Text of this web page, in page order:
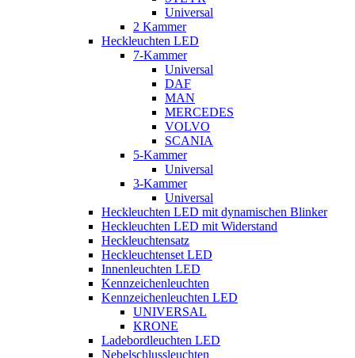
Universal
2 Kammer
Heckleuchten LED
7-Kammer
Universal
DAF
MAN
MERCEDES
VOLVO
SCANIA
5-Kammer
Universal
3-Kammer
Universal
Heckleuchten LED mit dynamischen Blinker
Heckleuchten LED mit Widerstand
Heckleuchtensatz
Heckleuchtenset LED
Innenleuchten LED
Kennzeichenleuchten
Kennzeichenleuchten LED
UNIVERSAL
KRONE
Ladebordleuchten LED
Nebelschlussleuchten